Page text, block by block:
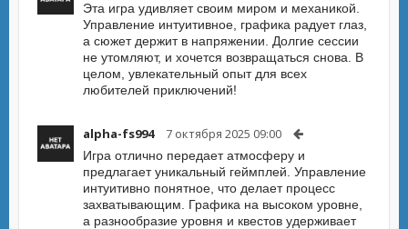
Эта игра удивляет своим миром и механикой.
Управление интуитивное, графика радует глаз,
а сюжет держит в напряжении. Долгие сессии
не утомляют, и хочется возвращаться снова. В
целом, увлекательный опыт для всех
любителей приключений!
alpha-fs994 7 октября 2025 09:00
Игра отлично передает атмосферу и
предлагает уникальный геймплей. Управление
интуитивно понятное, что делает процесс
захватывающим. Графика на высоком уровне,
а разнообразие уровня и квестов удерживает